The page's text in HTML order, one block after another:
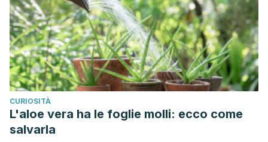
CURIOSITÀ
L'aloe vera ha le foglie molli: ecco come
salvarla